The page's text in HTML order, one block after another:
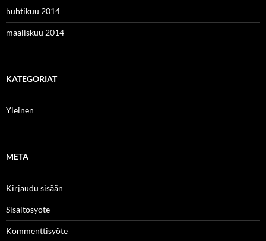
huhtikuu 2014
maaliskuu 2014
KATEGORIAT
Yleinen
META
Kirjaudu sisään
Sisältösyöte
Kommenttisyöte